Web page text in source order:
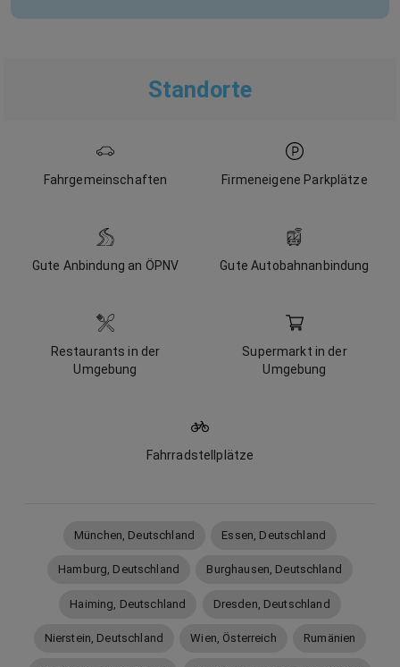
Standorte
Fahrgemeinschaften Firmeneigene Parkplätze
Gute Anbindung an ÖPNV Gute Autobahnanbindung
Restaurants in der
Umgebung
Supermarkt in der
Umgebung
Fahrradstellplätze
München, Deutschland Essen, Deutschland
Hamburg, Deutschland Burghausen, Deutschland
Haiming, Deutschland Dresden, Deutschland
Nierstein, Deutschland Wien, Österreich Rumänien